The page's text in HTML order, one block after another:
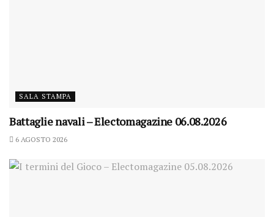
SALA STAMPA
Battaglie navali – Electomagazine 06.08.2026
6 AGOSTO 2026